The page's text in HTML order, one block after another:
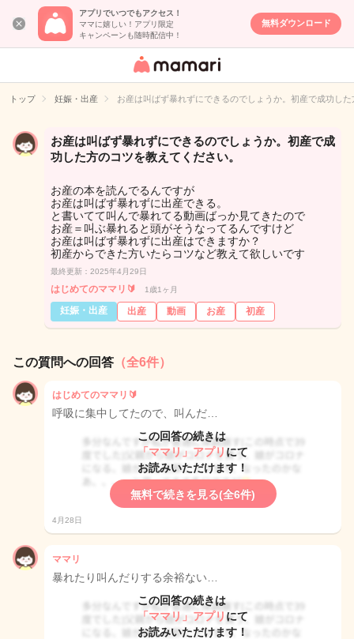
アプリでいつでもアクセス！
ママに嬉しい！アプリ限定
キャンペーンも随時配信中！
無料ダウンロード
女性専用匿名QA
イト
トップ 妊娠・出産 お産は叫ばず暴れずにできるのでしょうか。初産で成功し
お産は叫ばず暴れずにできるのでしょうか。初産で成
功した方のコツを教えてください。
お産の本を読んでるんですが
お産は叫ばず暴れずに出産できる。
と書いてて叫んで暴れてる動画ばっか見てきたので
お産＝叫ぶ暴れると頭がそうなってるんですけど
お産は叫ばず暴れずに出産はできますか？
初産からできた方いたらコツなど教えて欲しいです
最終更新：2025年4月29日
はじめてのママリ🔰 1歳1ヶ月
妊娠・出産 出産 動画 お産 初産
この質問への回答 （全6件）
はじめてのママリ🔰
呼吸に集中してたので、叫んだ…
この回答の続きは
「ママリ」アプリ にて
お読みいただけます！
無料で続きを見る(全6件)
4月28日
ママリ
暴れたり叫んだりする余裕ない…
この回答の続きは
「ママリ」アプリ にて
お読みいただけます！